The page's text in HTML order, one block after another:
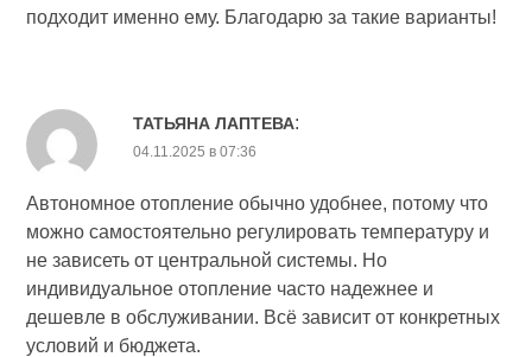
подходит именно ему. Благодарю за такие варианты!
ТАТЬЯНА ЛАПТЕВА:
04.11.2025 в 07:36
Автономное отопление обычно удобнее, потому что
можно самостоятельно регулировать температуру и
не зависеть от центральной системы. Но
индивидуальное отопление часто надежнее и
дешевле в обслуживании. Всё зависит от конкретных
условий и бюджета.